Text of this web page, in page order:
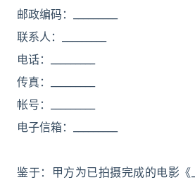
邮政编码：_________
联系人：_________
电话：_________
传真：_________
帐号：_________
电子信箱：_________
鉴于：甲方为已拍摄完成的电影《